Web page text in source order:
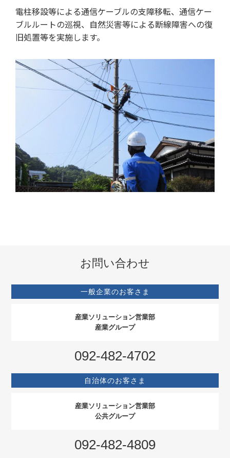
電柱移設等による通信ケーブルの支障移転、通信ケー
ブルルートの巡視、自然災害等による断線障害への復
旧処置等を実施します。
お問い合わせ
一般企業のお客さま
産業ソリューション営業部
産業グループ
092-482-4702
自治体のお客さま
産業ソリューション営業部
公共グループ
092-482-4809